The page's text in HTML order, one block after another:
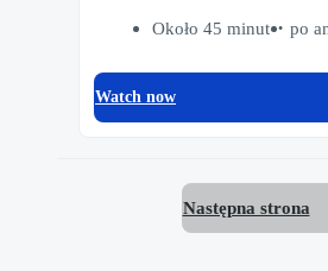
Około 45 minut po
Watch now
Następna strona